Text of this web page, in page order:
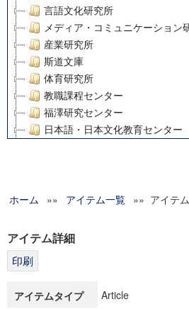
言語文化研究所
メディア・コミュニケーション
産業研究所
斯道文庫
体育研究所
教職課程センター
福澤研究センター
日本語・日本文化教育センター
グローバルリサーチインスティ
科学研究費補助金研究成果報告書
博士課程教育リーディングプロ
ホーム »» アイテム一覧 »» アイテ
アイテム詳細
アイテムタイプ Article